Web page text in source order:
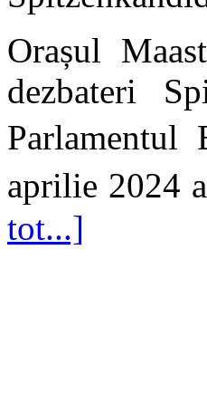
Orașul
dezbateri
aprilie 2024
tot...]